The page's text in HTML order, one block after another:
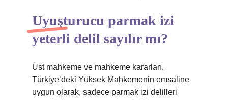
Uyuşturucu parmak izi
yeterli delil sayılır mı?
Üst mahkeme ve mahkeme kararları,
Türkiye’deki Yüksek Mahkemenin emsaline
uygun olarak, sadece parmak izi delilleri